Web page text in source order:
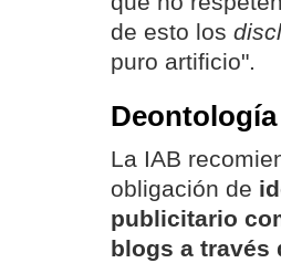
de esto los
puro artificio".
La IAB
obligación de
publicitario
blogs a través